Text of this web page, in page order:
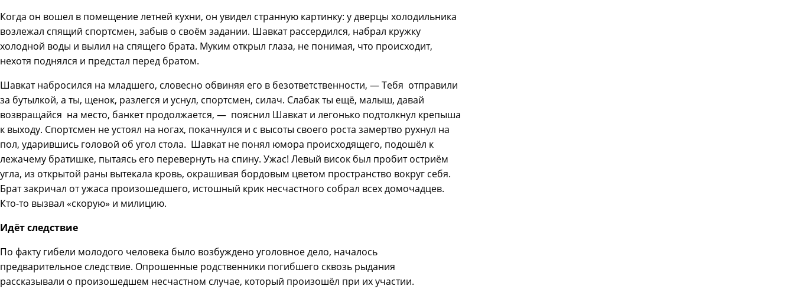
Когда он вошел в помещение летней кухни, он увидел странную картинку: у дверцы холодильника
возлежал спящий спортсмен, забыв о своём задании. Шавкат рассердился, набрал кружку
холодной воды и вылил на спящего брата. Муким открыл глаза, не понимая, что происходит,
нехотя поднялся и предстал перед братом.
Шавкат набросился на младшего, словесно обвиняя его в безответственности, — Тебя отправили
за бутылкой, а ты, щенок, разлегся и уснул, спортсмен, силач. Слабак ты ещё, малыш, давай
возвращайся на место, банкет продолжается, — пояснил Шавкат и легонько подтолкнул крепыша
к выходу. Спортсмен не устоял на ногах, покачнулся и с высоты своего роста замертво рухнул на
пол, ударившись головой об угол стола. Шавкат не понял юмора происходящего, подошёл к
лежачему братишке, пытаясь его перевернуть на спину. Ужас! Левый висок был пробит остриём
угла, из открытой раны вытекала кровь, окрашивая бордовым цветом пространство вокруг себя.
Брат закричал от ужаса произошедшего, истошный крик несчастного собрал всех домочадцев.
Кто-то вызвал «скорую» и милицию.
Идёт следствие
По факту гибели молодого человека было возбуждено уголовное дело, началось
предварительное следствие. Опрошенные родственники погибшего сквозь рыдания
рассказывали о произошедшем несчастном случае, который произошёл при их участии.